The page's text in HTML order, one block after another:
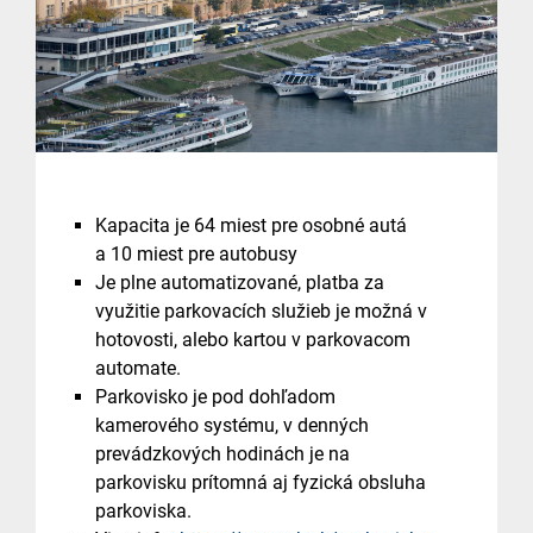
Kapacita je 64 miest pre osobné autá
a 10 miest pre autobusy
Je plne automatizované, platba za
využitie parkovacích služieb je možná v
hotovosti, alebo kartou v parkovacom
automate.
Parkovisko je pod dohľadom
kamerového systému, v denných
prevádzkových hodinách je na
parkovisku prítomná aj fyzická obsluha
parkoviska.